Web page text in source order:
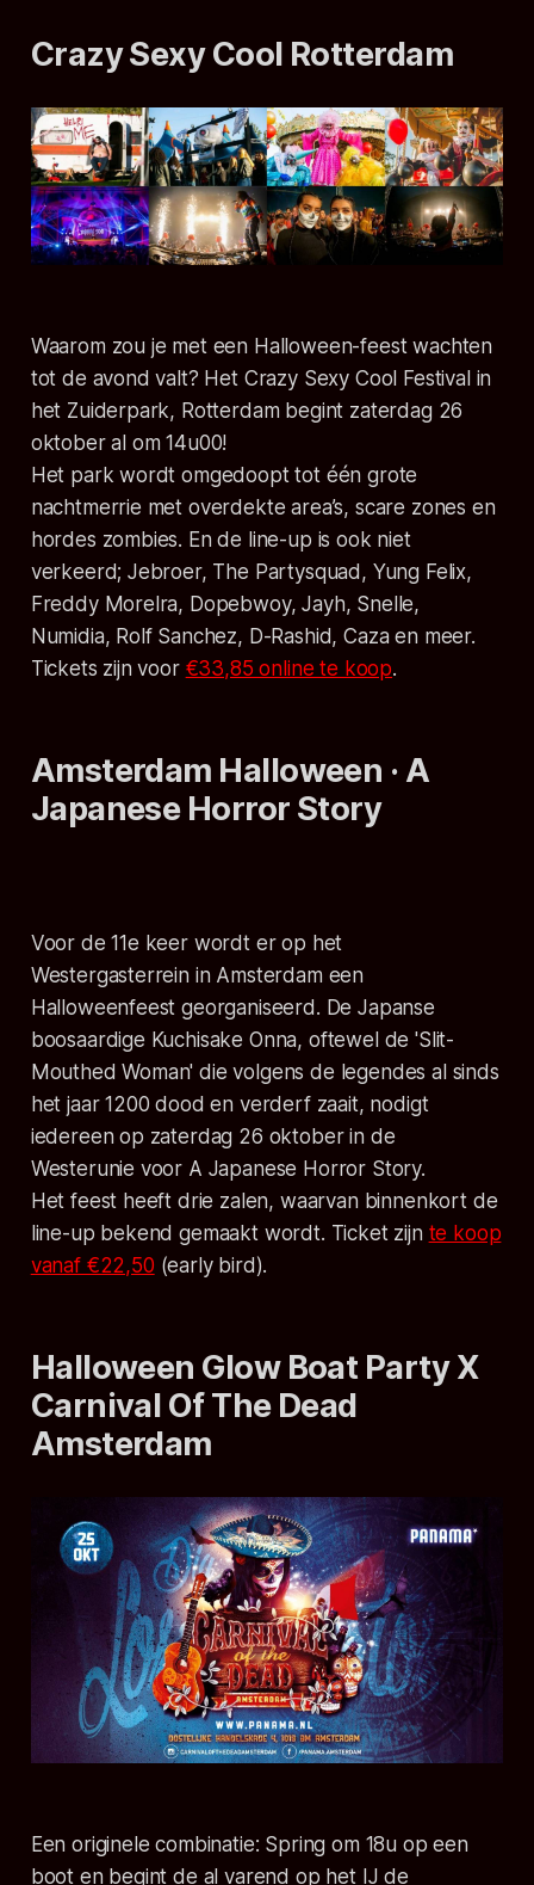
Crazy Sexy Cool Rotterdam
Waarom zou je met een Halloween-feest wachten
tot de avond valt? Het Crazy Sexy Cool Festival in
het Zuiderpark, Rotterdam begint zaterdag 26
oktober al om 14u00!
Het park wordt omgedoopt tot één grote
nachtmerrie met overdekte area’s, scare zones en
hordes zombies. En de line-up is ook niet
verkeerd; Jebroer, The Partysquad, Yung Felix,
Freddy Morelra, Dopebwoy, Jayh, Snelle,
Numidia, Rolf Sanchez, D-Rashid, Caza en meer.
Tickets zijn voor €33,85 online te koop.
Amsterdam Halloween · A
Japanese Horror Story
Voor de 11e keer wordt er op het
Westergasterrein in Amsterdam een
Halloweenfeest georganiseerd. De Japanse
boosaardige Kuchisake Onna, oftewel de 'Slit-
Mouthed Woman' die volgens de legendes al sinds
het jaar 1200 dood en verderf zaait, nodigt
iedereen op zaterdag 26 oktober in de
Westerunie voor A Japanese Horror Story.
Het feest heeft drie zalen, waarvan binnenkort de
line-up bekend gemaakt wordt. Ticket zijn te koop
vanaf €22,50 (early bird).
Halloween Glow Boat Party X
Carnival Of The Dead
Amsterdam
Een originele combinatie: Spring om 18u op een
boot en begint de al varend op het IJ de